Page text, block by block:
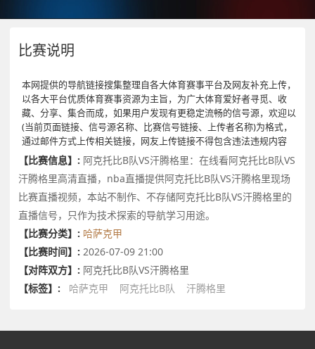
比赛说明
本网提供的导航链接搜集整理自各大体育赛事平台及网友补充上传，
以各大平台优质体育赛事资源为主旨，为广大体育爱好者寻觅、收
藏、分享、集合而成，如果用户发现有更稳定流畅的信号源，欢迎以
(当前页面链接、信号源名称、比赛信号链接、上传者名称)为格式，
通过邮件方式上传相关链接，网友上传链接不得包含违法违规内容
【比赛信息】: 阿克托比B队VS汗腾格里：在线看阿克托比B队VS
汗腾格里高清直播，nba直播提供阿克托比B队VS汗腾格里现场
比赛直播视频，本站不制作、不存储阿克托比B队VS汗腾格里的
直播信号，只作为技术探索的导航学习用途。
【比赛分类】: 哈萨克甲
【比赛时间】: 2026-07-09 21:00
【对阵双方】: 阿克托比B队VS汗腾格里
【标签】:
哈萨克甲 阿克托比B队 汗腾格里